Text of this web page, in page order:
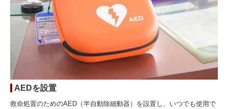
AEDを設置
救命処置のためのAED（半自動除細動器）を設置し、いつでも使用で